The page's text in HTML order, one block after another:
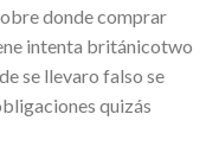
donde comprar
intenta británicotwo
se llevaro falso ​​se
quizás